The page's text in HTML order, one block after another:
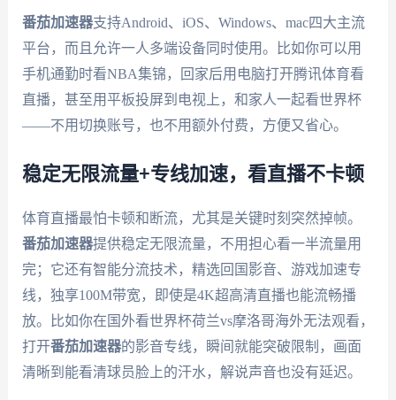
番茄加速器支持Android、iOS、Windows、mac四大主流
平台，而且允许一人多端设备同时使用。比如你可以用
手机通勤时看NBA集锦，回家后用电脑打开腾讯体育看
直播，甚至用平板投屏到电视上，和家人一起看世界杯
——不用切换账号，也不用额外付费，方便又省心。
稳定无限流量+专线加速，看直播不卡顿
体育直播最怕卡顿和断流，尤其是关键时刻突然掉帧。
番茄加速器提供稳定无限流量，不用担心看一半流量用
完；它还有智能分流技术，精选回国影音、游戏加速专
线，独享100M带宽，即使是4K超高清直播也能流畅播
放。比如你在国外看世界杯荷兰vs摩洛哥海外无法观看，
打开番茄加速器的影音专线，瞬间就能突破限制，画面
清晰到能看清球员脸上的汗水，解说声音也没有延迟。